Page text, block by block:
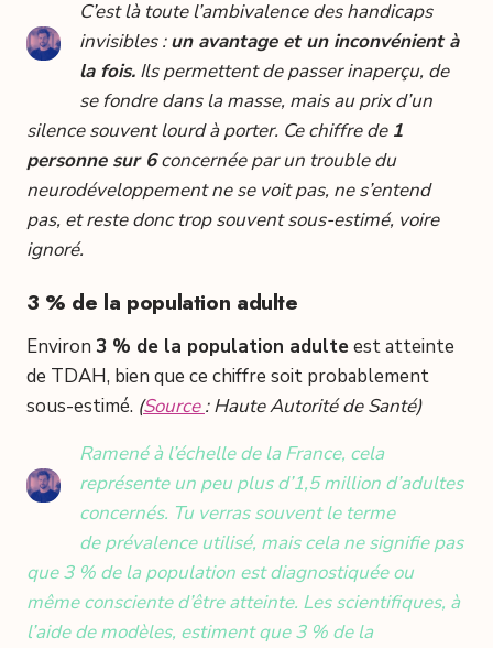
C’est là toute l’ambivalence des handicaps
invisibles :un avantage et un inconvénient à
la fois. Ils permettent de passer inaperçu, de
se fondre dans la masse, mais au prix d’un
silence souvent lourd à porter. Ce chiffre de 1
personne sur 6concernée par un trouble du
neurodéveloppement ne se voit pas, ne s’entend
pas, et reste donc trop souvent sous-estimé, voire
ignoré.
3 % de la population adulte
Environ 3 % de la population adulteest atteinte
de TDAH, bien que ce chiffre soit probablement
sous-estimé. (Source: Haute Autorité de Santé)
Ramené à l’échelle de la France, cela
représente un peu plus d’1,5 million d’adultes
concernés. Tu verras souvent le terme
de prévalence utilisé, mais cela ne signifie pas
que 3 % de la population est diagnostiquée ou
même consciente d’être atteinte. Les scientifiques, à
l’aide de modèles, estiment que 3 % de la